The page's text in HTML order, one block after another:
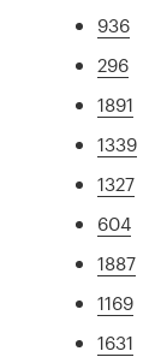
936
296
1891
1339
1327
604
1887
1169
1631